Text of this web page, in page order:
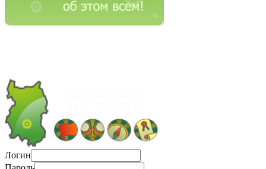
Логин